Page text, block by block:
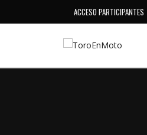
ACCESO PARTICIPANTES